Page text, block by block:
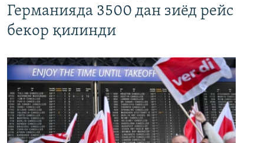
Германияда 3500 дан зиёд рейс
бекор қилинди